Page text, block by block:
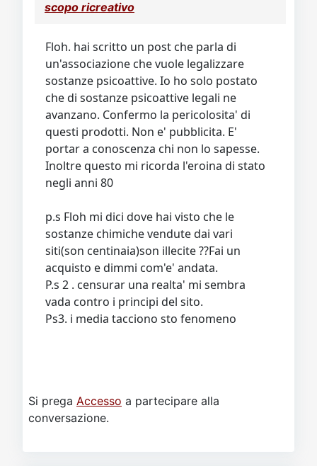
scopo ricreativo
Floh. hai scritto un post che parla di
un'associazione che vuole legalizzare
sostanze psicoattive. Io ho solo postato
che di sostanze psicoattive legali ne
avanzano. Confermo la pericolosita' di
questi prodotti. Non e' pubblicita. E'
portar a conoscenza chi non lo sapesse.
Inoltre questo mi ricorda l'eroina di stato
negli anni 80
p.s Floh mi dici dove hai visto che le
sostanze chimiche vendute dai vari
siti(son centinaia)son illecite ??Fai un
acquisto e dimmi com'e' andata.
P.s 2 . censurar una realta' mi sembra
vada contro i principi del sito.
Ps3. i media tacciono sto fenomeno
Si prega Accesso a partecipare alla
conversazione.